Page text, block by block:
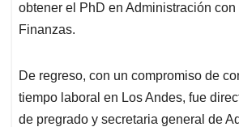
obtener el PhD en Administración con
Finanzas.
De regreso, con un compromiso de
tiempo laboral en Los Andes, fue
de pregrado y secretaria general de